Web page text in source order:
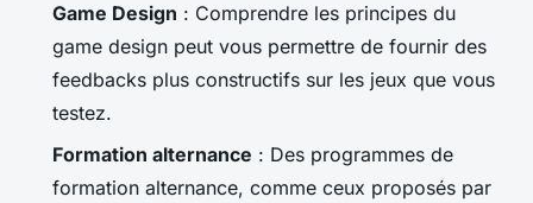
Game Design : Comprendre les principes du
game design peut vous permettre de fournir des
feedbacks plus constructifs sur les jeux que vous
testez.
Formation alternance : Des programmes de
formation alternance, comme ceux proposés par